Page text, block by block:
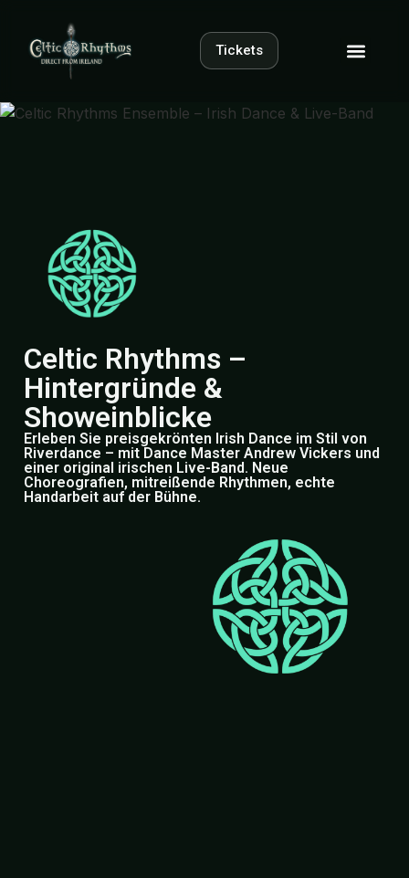
Tickets
Celtic Rhythms –
Hintergründe &
Showeinblicke
Erleben Sie preisgekrönten Irish Dance im Stil von
Riverdance – mit Dance Master Andrew Vickers und
einer original irischen Live-Band. Neue
Choreografien, mitreißende Rhythmen, echte
Handarbeit auf der Bühne.